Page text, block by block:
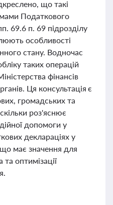
що такі
Податкового
69.6 п. 69 підрозділу
особливості
стану. Водночас
таких операцій
фінансів
Ця консультація є
громадських та
роз'яснює
допомоги у
деклараціях у
що має значення для
оптимізації